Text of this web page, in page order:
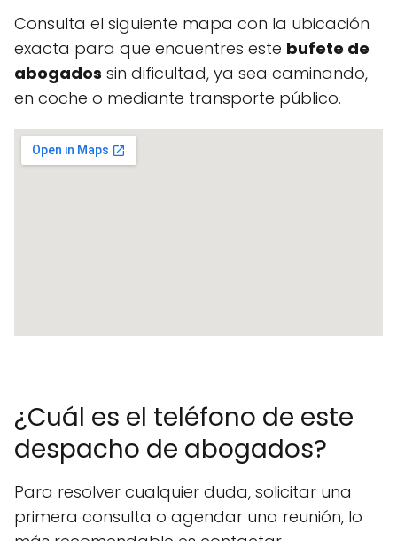
Consulta el siguiente mapa con la ubicación
exacta para que encuentres este bufete de
abogados sin dificultad, ya sea caminando,
en coche o mediante transporte público.
¿Cuál es el teléfono de este
despacho de abogados?
Para resolver cualquier duda, solicitar una
primera consulta o agendar una reunión, lo